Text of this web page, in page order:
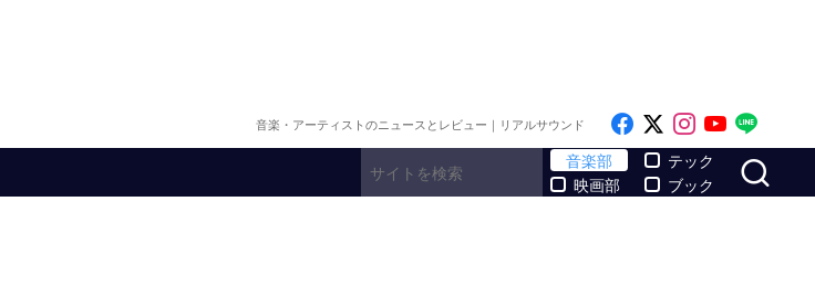
音楽・アーティストのニュースとレビュー｜リアルサウンド Like on Facebook
Follow on x
Follow on
Follow
音楽部
映画部
テック
ブック